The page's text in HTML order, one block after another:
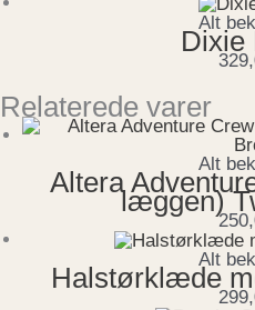
Alt
Dixie
Relaterede varer
Alt
Altera
læggen)
Alt
Halstørklæde